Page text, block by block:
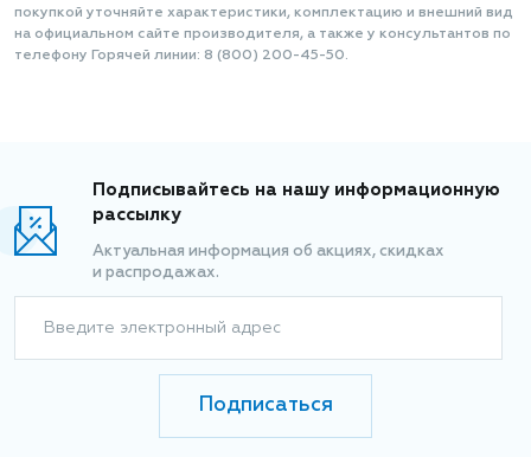
покупкой уточняйте характеристики, комплектацию и внешний вид
на официальном сайте производителя, а также у консультантов по
телефону Горячей линии: 8 (800) 200-45-50.
Подписывайтесь на нашу информационную
рассылку
Актуальная информация об акциях, скидках
и распродажах.
Введите электронный адрес
Подписаться